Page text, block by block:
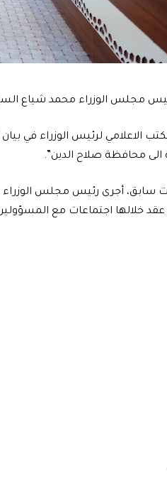
مجلس الوزراء محمد شياع
الاعلامي لرئيس الوزراء في
الى محافظة صلاح الدين”.
سابق، أجرى رئيس مجلس الوزراء
خلالها اجتماعات مع